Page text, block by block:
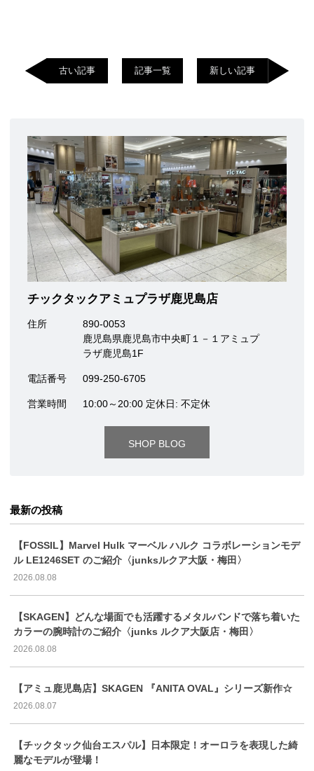
古い記事 記事一覧 新しい記事
チックタックアミュプラザ鹿児島店
住所
890-0053
鹿児島県鹿児島市中央町１－１アミュプ
ラザ鹿児島1F
電話番号 099-250-6705
営業時間 10:00～20:00 定休日: 不定休
SHOP BLOG
最新の投稿
【FOSSIL】Marvel Hulk マーベル ハルク コラボレーションモデ
ル LE1246SET のご紹介〈junksルクア大阪・梅田〉
2026.08.08
【SKAGEN】どんな場面でも活躍するメタルバンドで落ち着いた
カラーの腕時計のご紹介〈junks ルクア大阪店・梅田〉
2026.08.08
【アミュ鹿児島店】SKAGEN 『ANITA OVAL』シリーズ新作☆
2026.08.07
【チックタック仙台エスパル】日本限定！オーロラを表現した綺
麗なモデルが登場！